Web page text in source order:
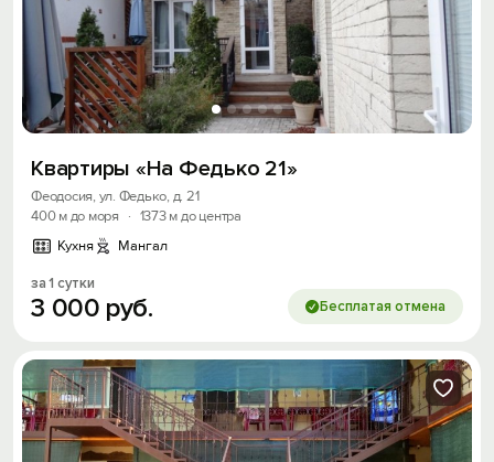
Квартиры «На Федько 21»
Феодосия, ул. Федько, д. 21
400 м до моря
· 1373 м до центра
Кухня
Мангал
за 1 сутки
3 000 руб. Бесплатая отмена